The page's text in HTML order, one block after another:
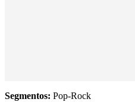
Segmentos: Pop-Rock